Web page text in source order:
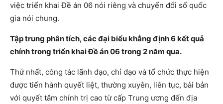
việc triển khai Đề án 06 nói riêng và chuyển đổi số quốc
gia nói chung.
Tập trung phân tích, các đại biểu khẳng định 6 kết quả
chính trong triển khai Đề án 06 trong 2 năm qua.
Thứ nhất, công tác lãnh đạo, chỉ đạo và tổ chức thực hiện
được tiến hành quyết liệt, thường xuyên, liên tục, bài bản
với quyết tâm chính trị cao từ cấp Trung ương đến địa